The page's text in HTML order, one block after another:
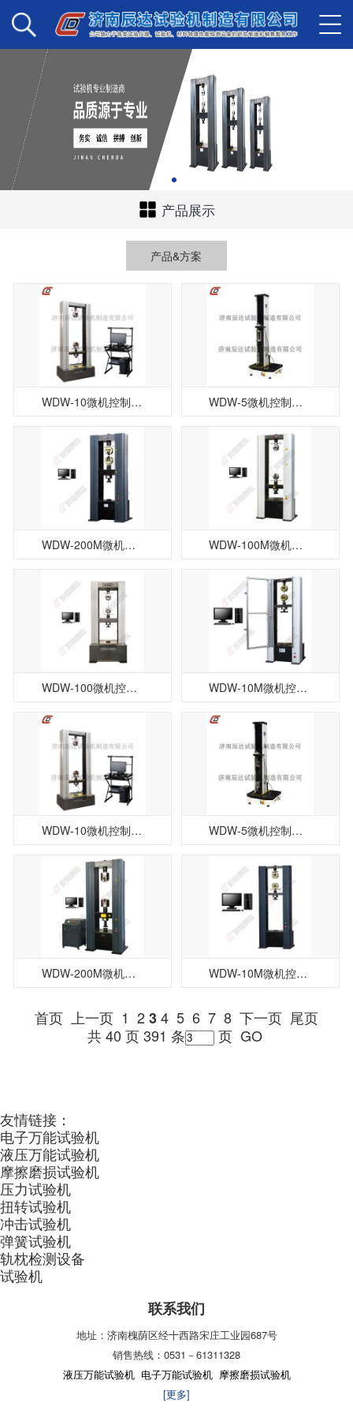
产品展示
产品&方案
WDW-10微机控制电子式万能试验机 WDW-5微机控制电子式万能试验机
WDW-200M微机控制电子试验机 WDW-100M微机控制电子试验机
WDW-100微机控制电子试验机 WDW-10M微机控制电子试验机
WDW-10微机控制电子试验机 WDW-5微机控制电子试验机
WDW-200M微机控制电子拉力试验机 WDW-10M微机控制电子万能材料试验机
首页 上一页 1 234 5 6 7 8 下一页 尾页
共 40 页 391 条
页 GO
友情链接：
电子万能试验机
液压万能试验机
摩擦磨损试验机
压力试验机
扭转试验机
冲击试验机
弹簧试验机
轨枕检测设备
试验机
联系我们
地址：济南槐荫区经十西路宋庄工业园687号
销售热线：0531－61311328
液压万能试验机 电子万能试验机 摩擦磨损试验机
[更多]